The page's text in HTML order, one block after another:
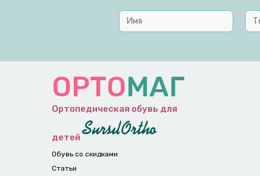
ОРТОМАГ
Ортопедическая обувь для
детей
Обувь со скидками
Статьи